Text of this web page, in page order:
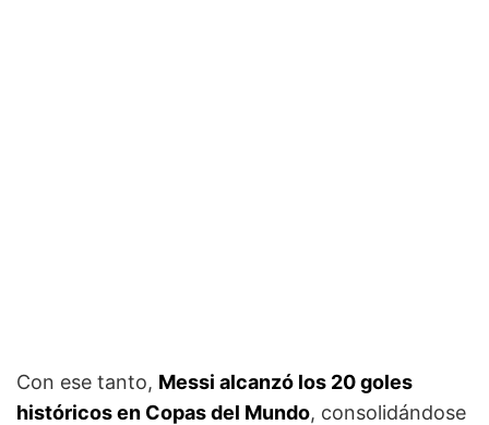
Con ese tanto, Messi alcanzó los 20 goles
históricos en Copas del Mundo, consolidándose